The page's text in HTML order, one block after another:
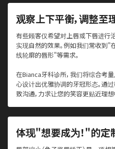
观察上下平衡，调整至
有些顾客仅希望对上唇或下唇进行
实现自然的效果。例如我们常收到"
线轮廓的唇形"等需求。
在Bianca牙科诊所，我们将综合考
心设计出优雅协调的牙冠形态。通
致沟通，力求让您的笑容更贴近理想
体现"想要成为！"的定